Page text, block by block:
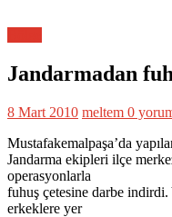
Jandarmadan
8 Mart 2010 meltem 0
Mustafakemalpaşa’da
Jandarma ekipleri ilçe
operasyonlarla
fuhuş çetesine darbe indirdi.
erkeklere yer